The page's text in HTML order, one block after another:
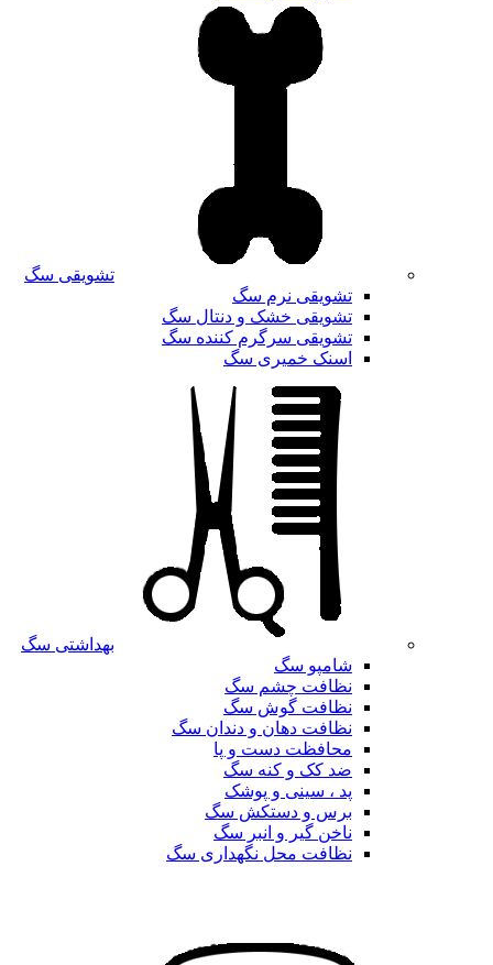
تشویقی سگ
تشویقی نرم سگ
تشویقی خشک و دنتال سگ
تشویقی سرگرم کننده سگ
اسنک خمیری سگ
بهداشتی سگ
شامپو سگ
نظافت چشم سگ
نظافت گوش سگ
نظافت دهان و دندان سگ
محافظت دست و پا
ضد کک و کنه سگ
پد ، سینی و پوشک
برس و دستکش سگ
ناخن گیر و انبر سگ
نظافت محل نگهداری سگ